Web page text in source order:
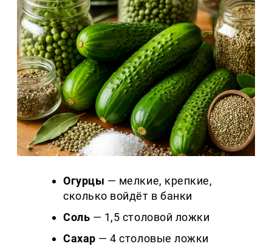
Огурцы — мелкие, крепкие,
сколько войдёт в банки
Соль — 1,5 столовой ложки
Сахар — 4 столовые ложки